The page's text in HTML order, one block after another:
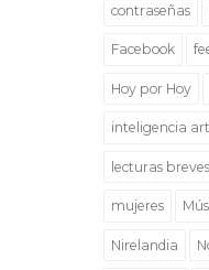
contraseñas
Facebook
Hoy por Hoy
inteligencia
lecturas breves
mujeres
Nirelandia